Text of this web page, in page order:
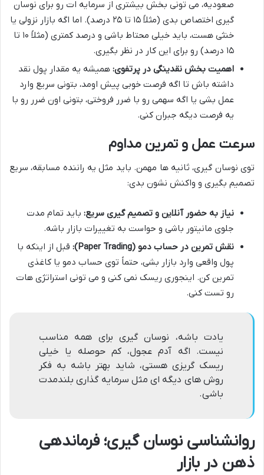
صعودیه، می تونی بخش بیشتری از سرمایه ات رو برای نوسان
گیری اختصاص بدی (مثلاً ۱۵ تا ۲۵ درصد). اما اگه بازار نزولی یا
خنثی هست، باید خیلی محتاط باشی و درصد کمتری (مثلاً ۱۰ تا
۱۵ درصد) رو برای این کار در نظر بگیری.
اهمیت بخش نقدینگی در پرتفوی: همیشه یه مقدار پول نقد
داشته باش تا اگه فرصت خوبی پیش اومد، بتونی سریع وارد
عمل بشی یا اگه سهمی رو با ضرر فروختی، بتونی اون ضرر رو با
یه فرصت دیگه جبران کنی.
سرعت عمل و تمرین مداوم
توی نوسان گیری، ثانیه ها مهمن. باید مثل یه راننده مسابقه، سریع
تصمیم بگیری و واکنش نشون بدی:
نیاز به حضور آنلاین و تصمیم گیری سریع: باید تمام مدت
جلوی مانیتور باشی و حواست به تغییرات بازار باشه.
نقش تمرین در حساب دمو (Paper Trading):
قبل از اینکه با
پول واقعی وارد بازار بشی، حتماً توی حساب دمو یا کاغذی
تمرین کن. اینجوری ریسک نمی کنی و می تونی استراتژی هات
رو تست کنی.
یادت باشه، نوسان گیری برای همه مناسب
نیست. اگه آدم عجول، کم حوصله یا خیلی
ریسک گریزی هستی، شاید بهتر باشه به فکر
روش های دیگه ای مثل سرمایه گذاری بلندمدت
باشی.
روانشناسی نوسان گیری؛ فرماندهی
ذهن در بازار